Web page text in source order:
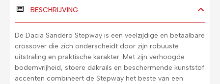
BESCHRIJVING
De Dacia Sandero Stepway is een veelzijdige en betaalbare
crossover die zich onderscheidt door zijn robuuste
uitstraling en praktische karakter. Met zijn verhoogde
bodemvrijheid, stoere dakrails en beschermende kunststof
accenten combineert de Stepway het beste van een